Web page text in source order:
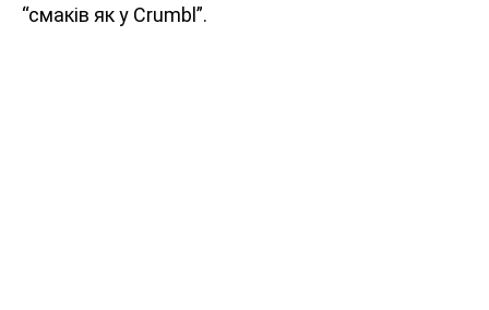
“смаків як у Crumbl”.